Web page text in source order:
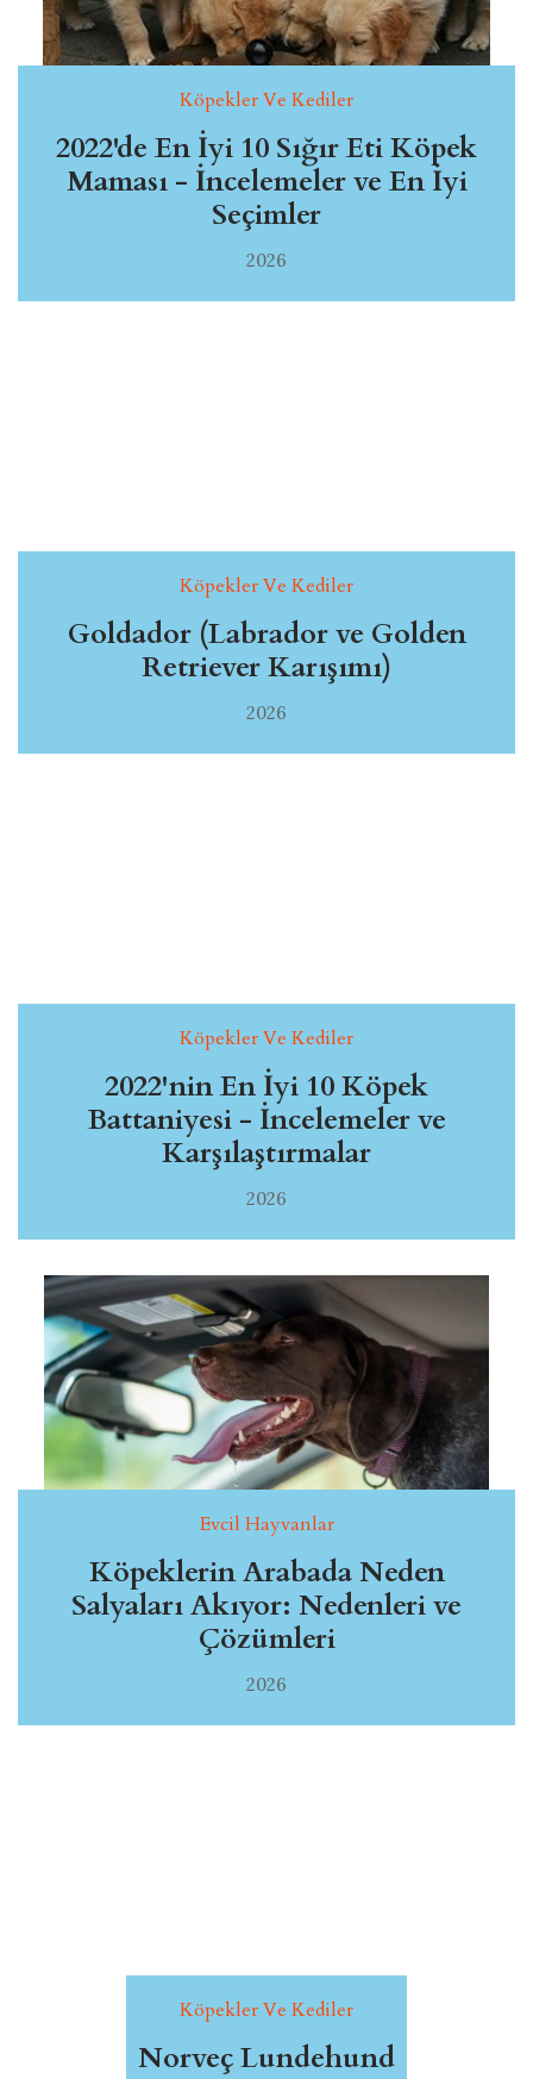
Köpekler Ve Kediler
2022'de En İyi 10 Sığır Eti Köpek
Maması - İncelemeler ve En İyi
Seçimler
2026
Köpekler Ve Kediler
Goldador (Labrador ve Golden
Retriever Karışımı)
2026
Köpekler Ve Kediler
2022'nin En İyi 10 Köpek
Battaniyesi - İncelemeler ve
Karşılaştırmalar
2026
Evcil Hayvanlar
Köpeklerin Arabada Neden
Salyaları Akıyor: Nedenleri ve
Çözümleri
2026
Köpekler Ve Kediler
Norveç Lundehund